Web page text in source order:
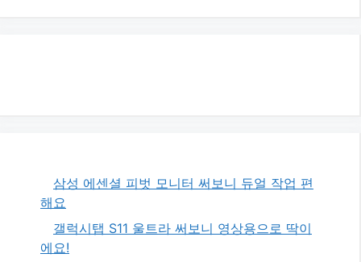
삼성 에센셜 피벗 모니터 써보니 듀얼 작업 편
해요
갤럭시탭 S11 울트라 써보니 영상용으로 딱이
에요!